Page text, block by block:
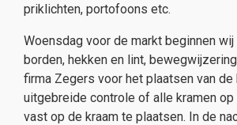
priklichten, portofoons etc.
Woensdag voor de markt beginnen
borden, hekken en lint,
firma Zegers voor het plaatsen van
uitgebreide controle of alle kramen
vast op de kraam te plaatsen. In de